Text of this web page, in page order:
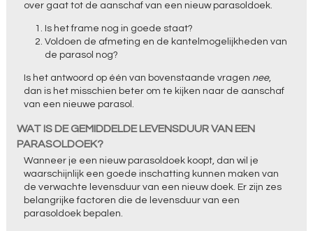
over gaat tot de aanschaf van een nieuw parasoldoek.
Is het frame nog in goede staat?
Voldoen de afmeting en de kantelmogelijkheden van
de parasol nog?
Is het antwoord op één van bovenstaande vragen nee,
dan is het misschien beter om te kijken naar de aanschaf
van een nieuwe parasol.
WAT IS DE GEMIDDELDE LEVENSDUUR VAN EEN
PARASOLDOEK?
Wanneer je een nieuw parasoldoek koopt, dan wil je
waarschijnlijk een goede inschatting kunnen maken van
de verwachte levensduur van een nieuw doek. Er zijn zes
belangrijke factoren die de levensduur van een
parasoldoek bepalen.